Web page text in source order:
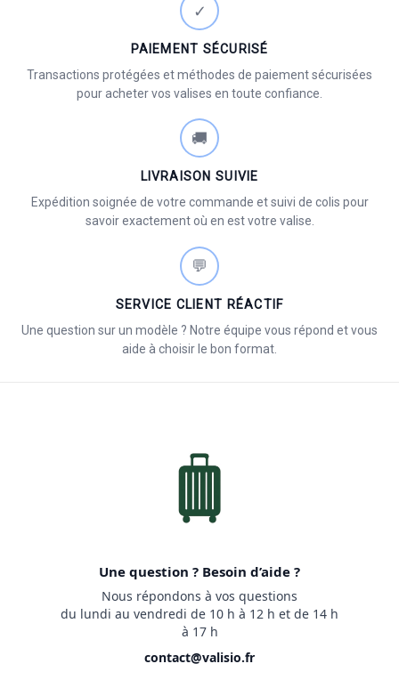
✓
PAIEMENT SÉCURISÉ
Transactions protégées et méthodes de paiement sécurisées
pour acheter vos valises en toute confiance.
🚚
LIVRAISON SUIVIE
Expédition soignée de votre commande et suivi de colis pour
savoir exactement où en est votre valise.
💬
SERVICE CLIENT RÉACTIF
Une question sur un modèle ? Notre équipe vous répond et vous
aide à choisir le bon format.
Une question ? Besoin d’aide ?
Nous répondons à vos questions
du lundi au vendredi de 10 h à 12 h et de 14 h
à 17 h
contact@valisio.fr